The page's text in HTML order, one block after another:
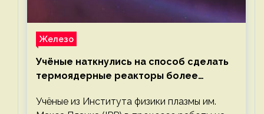
Железо
Учёные наткнулись на способ сделать
термоядерные реакторы более
Учёные из Института физики плазмы им.